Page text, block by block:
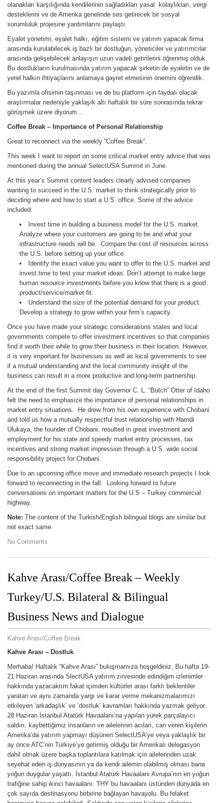
olanakları karşılığında kendilerinin sağladıkları yasal kolaylıkları, vergi
desteklerini ve de Amerika genelinde ses getirecek bir sosyal
sorumluluk projesine yardımlarını paylaştı.
Eyalet yönetimi, eyalet halkı, eğitim sistemi ve yatırım yapacak firma
arasında kurulabilecek iş bazlı bir dostluğun, yöneticiler ve yatırımcılar
arasında gelişebilecek anlayışın uzun vadeli getirilerini öğrenmiş olduk.
Bu dostlukların kurulmasında yatırım yapacak şirketin de eyaletin ve de
yerel halkın ihtiyaçlarını anlamaya gayret etmesinin önemini öğrendik.
Bu yazımla ofisimin taşınması ve de bu platform için faydalı olacak
araştırmalar nedeniyle yaklaşık altı haftalık bir süre sonrasında tekrar
görüşmek üzere diyorum…
Coffee Break – Importance of Personal Relationship
Great to reconnect via the weekly “Coffee Break”.
This week I want to report on some critical market entry advice that was
mentioned during the annual SelectUSA Summit in June.
At this year’s Summit content leaders clearly advised companies
wanting to succeed in the U.S. market to think strategically prior to
deciding where and how to start a U.S. office. Some of the advice
included:
Invest time in building a business model for the U.S. market.
Analyze where your customers are going to be and what your
infrastructure needs will be. Compare the cost of resources across
the U.S. before setting up your office.
Identify the exact value you want to offer to the U.S. market and
invest time to test your market ideas. Don’t attempt to make large
human resource investments before you know that there is a good
product/service/market fit.
Understand the size of the potential demand for your product.
Develop a strategy to grow within your firm’s capacity.
Once you have made your strategic considerations states and local
governments compete to offer investment incentives so that companies
find it worth their while to grow their business in their location. However,
it is very important for businesses as well as local governments to see
if a mutual understanding and the local community insight of the
business can result in a more productive and long-term partnership.
At the end of the first Summit day Governor C. L. “Butch” Otter of Idaho
felt the need to emphasize the importance of personal relationships in
market entry situations. He drew from his own experience with Chobani
and told us how a mutually respectful trust relationship with Hamdi
Ulukaya, the founder of Chobani, resulted in great investment and
employment for his state and speedy market entry processes, tax
incentives and strong market impression through a U.S. wide social
responsibility project for Chobani.
Due to an upcoming office move and immediate research projects I look
forward to reconnecting in the fall. Looking forward to future
conversations on important matters for the U.S – Turkey commercial
highway.
Note: The content of the Turkish/English bilingual blogs are similar but
not exact same.
No Comments
Kahve Arası/Coffee Break – Weekly
Turkey/U.S. Bilateral & Bilingual
Business News and Dialogue
Kahve Arası/Coffee Break
Kahve Arası – Dostluk
Merhaba! Haftalık “Kahve Arası” buluşmamıza hoşgeldiniz. Bu hafta 19-
21 Haziran arasında SlectUSA yatırım zirvesinde edindiğim izlenimler
hakkında yazacaktım fakat içimden kültürler arası farklı beklentiler
yaratan ve aynı zamanda yargı ve karar verme mekanizmalarımızı
etkileyen ‘arkadaşlık’ ve ‘dostluk’ kavramları hakkında yazmak geliyor.
28 Haziran İstanbul Atatürk Havaalanı’na yapılan yürek parçalayıcı
saldırı, kaybettiğimiz insanların ve ailelerinin acıları, can veren kişilerin
Amerika’da yatırım yapmayı düşünen SelectUSA’ye veya yaklaşlık bir
ay önce ATC’nin Türkiye’ye getirmiş olduğu bir Amerikalı delegasyon
dahil olmak üzere başka toplantılara katılmak için ailelerinden uzak
seyehat eden iş dünyasının ya da kendi ailemin olabilmiş olması bana
yoğun duygular yaşattı. İstanbul Atatürk Havaalanı Avrupa’nın en yoğun
trafiğine sahip ikinci havaalanı. THY bu havaalanı üstünden dünyada en
çok sayıda destinasyonu birbirine bağlayan havayolu. Bu felaket